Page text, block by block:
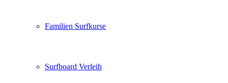
Familien Surfkurse
Surfboard Verleih